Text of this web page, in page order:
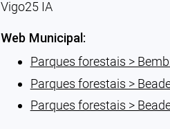
Vigo25 IA
Web Municipal:
Parques forestais >
Parques forestais >
Parques forestais >